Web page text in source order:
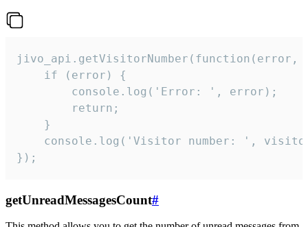
jivo_api.getVisitorNumber(function(error,
    if (error) {
        console.log('Error: ', error);
        return;
    }
console.log('Visitor number: ',
});
getUnreadMessagesCount#